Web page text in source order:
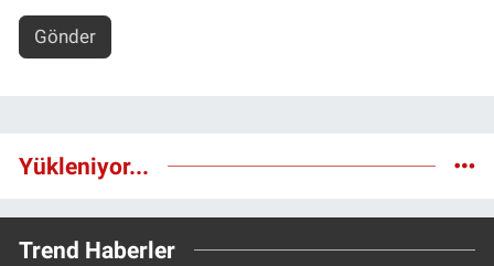
Gönder
Yükleniyor...
Trend Haberler